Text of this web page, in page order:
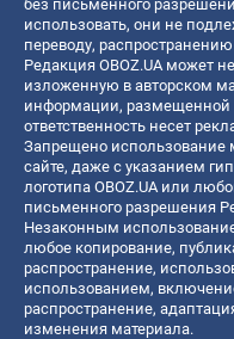
без письменного
использовать, они не
переводу,
Редакция OBOZ.UA может
изложенную в авторском
информации, размещенной
ответственность несет
Запрещено использование
сайте, даже с указанием
логотипа OBOZ.UA или
письменного разрешения
Незаконным
любое копирование,
распространение,
использованием,
распространение,
изменения материала.